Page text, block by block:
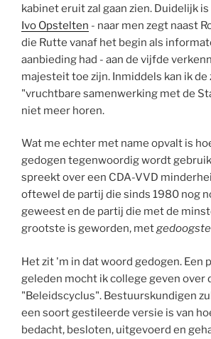
kabinet eruit zal gaan zien. Duidelijk
Ivo Opstelten - naar men zegt naast
die Rutte vanaf het begin als
aanbieding had - aan de vijfde
majesteit toe zijn. Inmiddels kan ik de
"vruchtbare samenwerking met de
niet meer horen.
Wat me echter met name opvalt is
gedogen tegenwoordig wordt
spreekt over een CDA-VVD
oftewel de partij die sinds 1980 nog
geweest en de partij die met de
grootste is geworden, met
Het zit 'm in dat woord gedogen. Een
geleden mocht ik college geven over
"Beleidscyclus". Bestuurskundigen
een soort gestileerde versie is van
bedacht, besloten, uitgevoerd en